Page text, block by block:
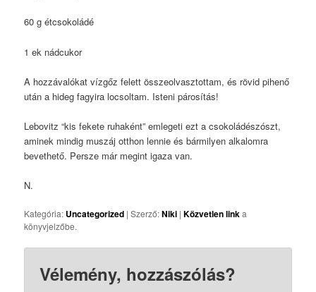
60 g étcsokoládé
1 ek nádcukor
A hozzávalókat vízgőz felett összeolvasztottam, és rövid pihenő
után a hideg fagyira locsoltam. Isteni párosítás!
Lebovitz “kis fekete ruhaként” emlegeti ezt a csokoládészószt,
aminek mindig muszáj otthon lennie és bármilyen alkalomra
bevethető. Persze már megint igaza van.
N.
Kategória: Uncategorized | Szerző:Niki |Közvetlen linka
könyvjelzőbe.
Vélemény, hozzászólás?